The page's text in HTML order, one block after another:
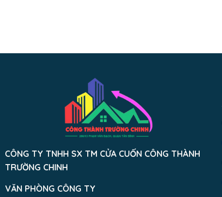
CÔNG TY TNHH SX TM CỬA CUỐN CÔNG THÀNH
TRƯỜNG CHINH
VĂN PHÒNG CÔNG TY